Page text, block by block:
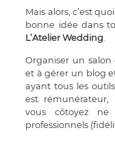
Mais alors, c’est
bonne idée dans
L’Atelier Wedding
Organiser un
et à gérer un blog
ayant tous les
est rémunérateur,
vous côtoyez
professionnels